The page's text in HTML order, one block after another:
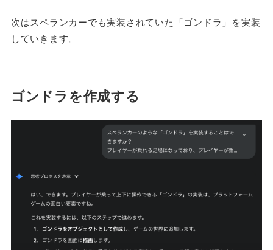
次はスペランカーでも実装されていた「ゴンドラ」を実装
していきます。
ゴンドラを作成する